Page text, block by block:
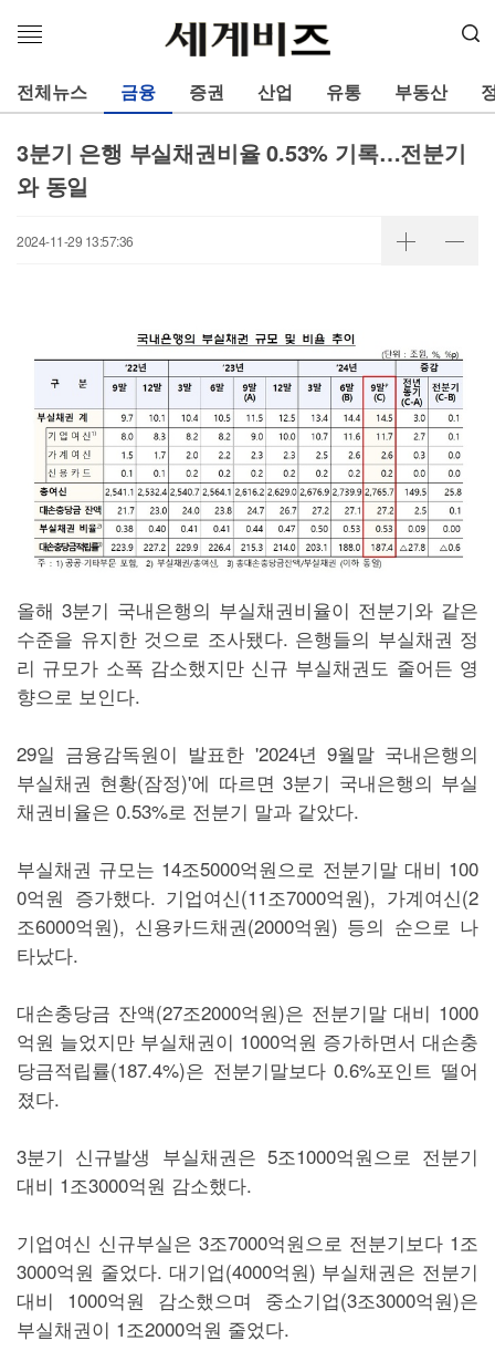
메
열
기
전체뉴스 금융 증권 산업 유통 부동산
3분기 은행 부실채권비율 0.53% 기록…전분기
와 동일
2024-11-29 13:57:36
올해 3분기 국내은행의 부실채권비율이 전분기와 같은
수준을 유지한 것으로 조사됐다. 은행들의 부실채권 정
리 규모가 소폭 감소했지만 신규 부실채권도 줄어든 영
향으로 보인다.
29일 금융감독원이 발표한 '2024년 9월말 국내은행의
부실채권 현황(잠정)'에 따르면 3분기 국내은행의 부실
채권비율은 0.53%로 전분기 말과 같았다.
부실채권 규모는 14조5000억원으로 전분기말 대비 100
0억원 증가했다. 기업여신(11조7000억원), 가계여신(2
조6000억원), 신용카드채권(2000억원) 등의 순으로 나
타났다.
대손충당금 잔액(27조2000억원)은 전분기말 대비 1000
억원 늘었지만 부실채권이 1000억원 증가하면서 대손충
당금적립률(187.4%)은 전분기말보다 0.6%포인트 떨어
졌다.
3분기 신규발생 부실채권은 5조1000억원으로 전분기
대비 1조3000억원 감소했다.
기업여신 신규부실은 3조7000억원으로 전분기보다 1조
3000억원 줄었다. 대기업(4000억원) 부실채권은 전분기
대비 1000억원 감소했으며 중소기업(3조3000억원)은
부실채권이 1조2000억원 줄었다.